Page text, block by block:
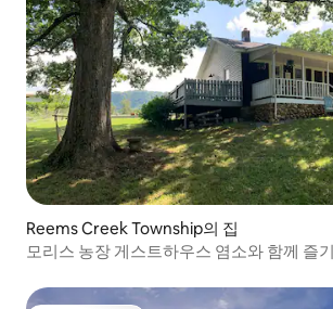
Reems Creek Township의 집
모리스 농장 게스트하우스 염소와 함께 즐